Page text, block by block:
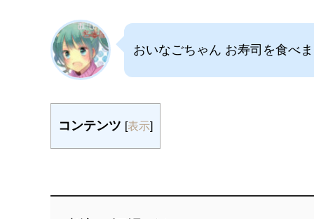
おいなごちゃん お寿司を食べま
コンテンツ [表示]